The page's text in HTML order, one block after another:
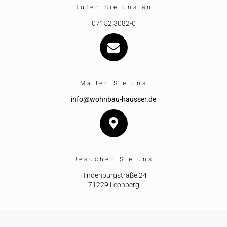
Rufen Sie uns an
07152 3082-0
Mailen Sie uns
info@wohnbau-hausser.de
Besuchen Sie uns
Hindenburgstraße 24
71229 Leonberg